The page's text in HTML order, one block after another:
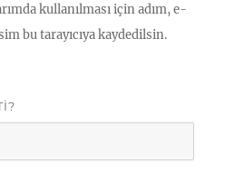
kullanılması için adım, e-
bu tarayıcıya kaydedilsin.